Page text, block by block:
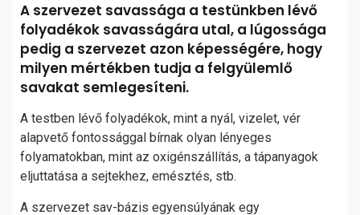
A szervezet savassága a testünkben lévő
folyadékok savasságára utal, a lúgossága
pedig a szervezet azon képességére, hogy
milyen mértékben tudja a felgyülemlő
savakat semlegesíteni.
A testben lévő folyadékok, mint a nyál, vizelet, vér
alapvető fontossággal bírnak olyan lényeges
folyamatokban, mint az oxigénszállítás, a tápanyagok
eljuttatása a sejtekhez, emésztés, stb.
A szervezet sav-bázis egyensúlyának egy